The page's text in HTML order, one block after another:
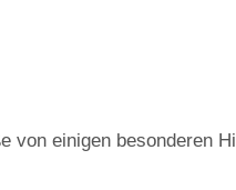
einigen besonderen